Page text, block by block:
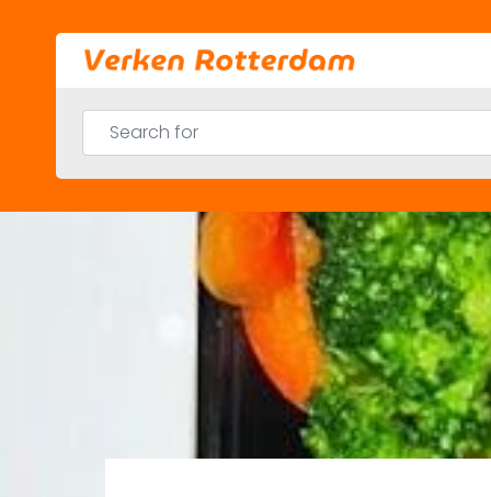
Search for